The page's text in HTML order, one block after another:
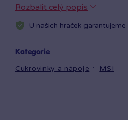
Rozbalit celý popis
U našich hraček garantujeme
Kategorie
Cukrovinky a nápoje MSI